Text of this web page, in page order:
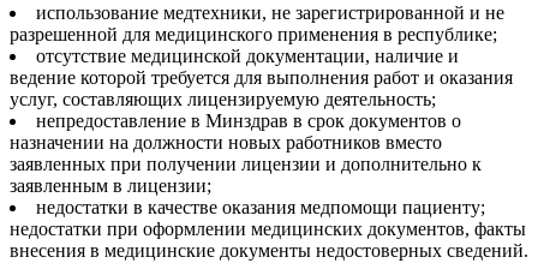
использование медтехники, не зарегистрированной и не
разрешенной для медицинского применения в республике;
отсутствие медицинской документации, наличие и
ведение которой требуется для выполнения работ и оказания
услуг, составляющих лицензируемую деятельность;
непредоставление в Минздрав в срок документов о
назначении на должности новых работников вместо
заявленных при получении лицензии и дополнительно к
заявленным в лицензии;
недостатки в качестве оказания медпомощи пациенту;
недостатки при оформлении медицинских документов, факты
внесения в медицинские документы недостоверных сведений.